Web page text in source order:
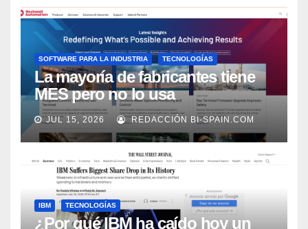
SOFTWARE PARA LA INDUSTRIA TECNOLOGÍAS
La mayoría de fabricantes tiene
MES pero no lo usa
adecuadamente, según Rockwell
Automation
JUL 15, 2026 REDACCIÓN BI-SPAIN.COM
IBM TECNOLOGÍAS
¿Por qué IBM ha caído hoy un